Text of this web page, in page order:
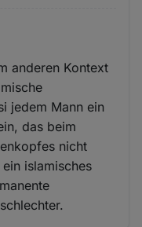
anderen Kontext
jedem Mann ein
das beim
nicht
islamisches